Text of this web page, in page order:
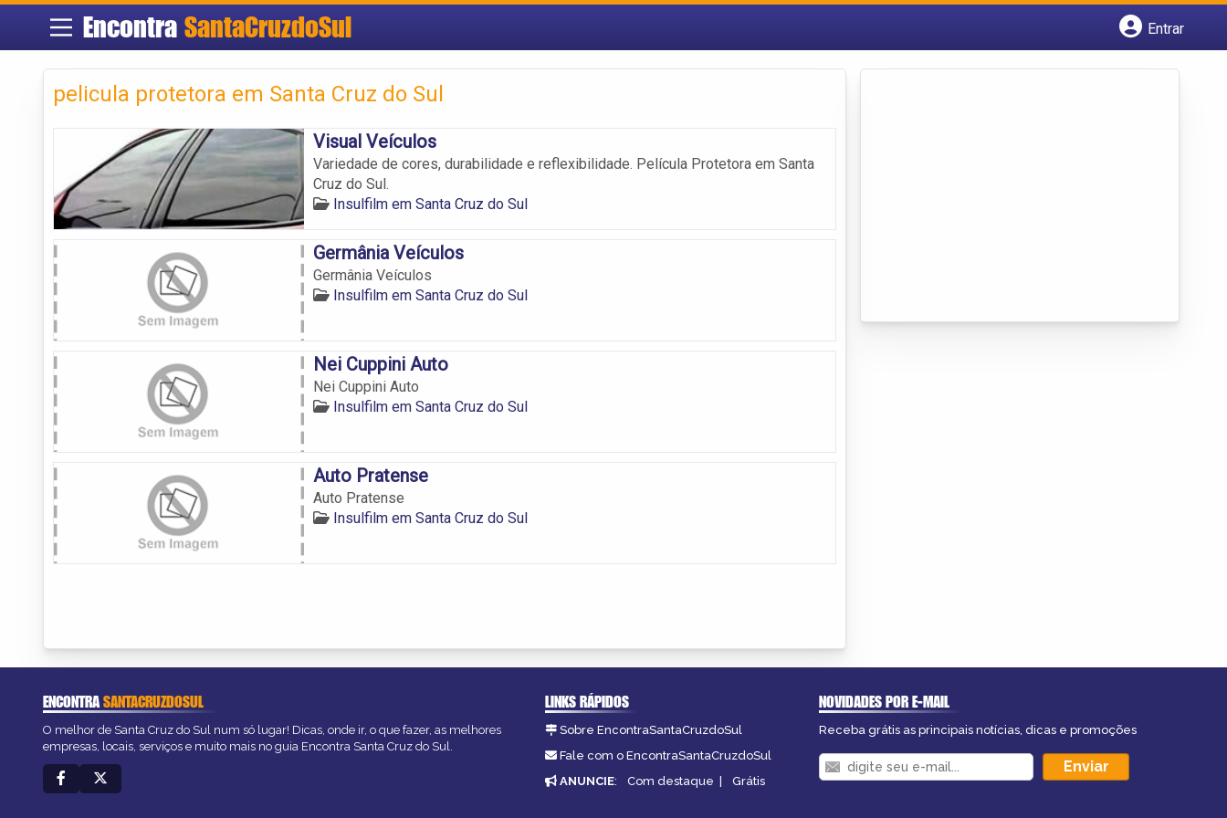
Encontra SantaCruzdoSul
Entrar
pelicula protetora em Santa Cruz do Sul
Visual Veículos
Variedade de cores, durabilidade e reflexibilidade. Película Protetora em Santa
Cruz do Sul.
Insulfilm em Santa Cruz do Sul
Germânia Veículos
Germânia Veículos
Insulfilm em Santa Cruz do Sul
Nei Cuppini Auto
Nei Cuppini Auto
Insulfilm em Santa Cruz do Sul
Auto Pratense
Auto Pratense
Insulfilm em Santa Cruz do Sul
ENCONTRASANTACRUZDOSUL
O melhor de Santa Cruz do Sul num só lugar! Dicas, onde ir, o que fazer, as melhores
empresas, locais, serviços e muito mais no guia Encontra Santa Cruz do Sul.
LINKS RÁPIDOS
Sobre EncontraSantaCruzdoSul
Fale com o EncontraSantaCruzdoSul
ANUNCIE: Com destaque | Grátis
NOVIDADES POR E-MAIL
Receba grátis as principais notícias, dicas e promoções